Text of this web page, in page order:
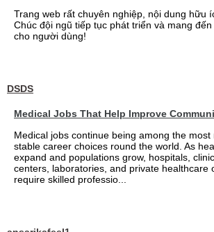
Trang web rất chuyên nghiệp, nội dung hữu
Chúc đội ngũ tiếp tục phát triển và mang
cho người dùng!
DSDS
Medical Jobs That Help Improve
Medical jobs continue being among the most
stable career choices round the world. As
expand and populations grow, hospitals,
centers, laboratories, and private healthcare
require skilled professio...